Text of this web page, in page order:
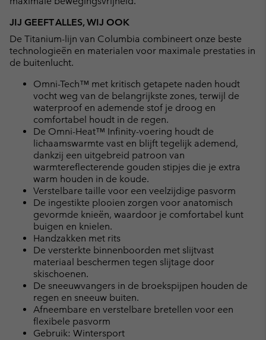
JIJ GEEFT ALLES, WIJ OOK
De Titanium-lijn van Columbia combineert onze beste
technologieën en materialen voor maximale prestaties in
de buitenlucht.
Omni-Tech™ met kritisch getapete naden houdt
vocht weg van de belangrijkste zones, terwijl de
waterproof en ademende stof je droog en
comfortabel houdt in de regen.
De Omni-Heat™ Infinity-voering houdt de
lichaamswarmte vast en blijft tegelijk ademend,
dankzij een uitgebreid patroon van
warmtereflecterende gouden stipjes die je extra
warm houden in de koude.
Verstelbare taille voor een veelzijdige pasvorm
De ingestikte plooien zorgen voor anatomisch
gevormde knieën, waardoor je comfortabel kunt
buigen en knielen.
Handzakken met rits
De versterkte binnenboorden met slijtvast
materiaal beschermen tegen slijtage door
skischoenen.
De sneeuwvangers in de broekspijpen houden de
regen en sneeuw buiten.
Afneembare en verstelbare bretellen voor een
flexibele pasvorm
Gebruik: Wintersport